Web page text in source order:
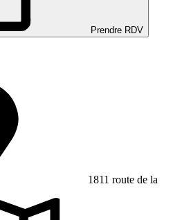
Prendre RDV
1811 route de la